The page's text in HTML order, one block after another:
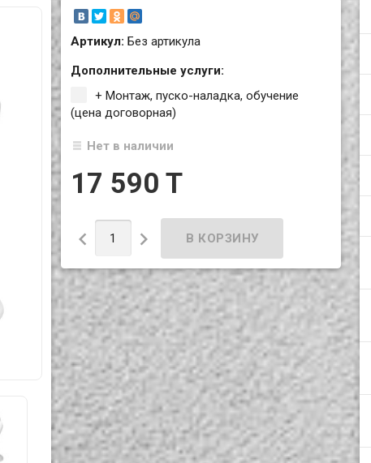
Артикул: Без артикула
Дополнительные услуги:
+ Монтаж, пуско-наладка, обучение
(цена договорная)
Нет в наличии
17 590 T
 